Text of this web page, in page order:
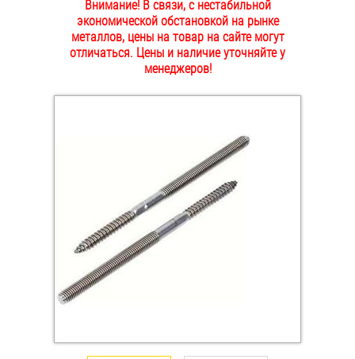
ОПЛАТА И ДОСТАВКА
НАШИ МАГАЗИНЫ
Втулки
Заклепки (Гайки-Заклепки)
Инструмент
Крюки, кольца с метрической резьбой
Крюки, кольца с шурупной резьбой
Внимание! В связи, с нестабильной
экономической обстановкой на рынке
металлов, цены на товар на сайте могут
отличаться. Цены и наличие уточняйте у
менеджеров!